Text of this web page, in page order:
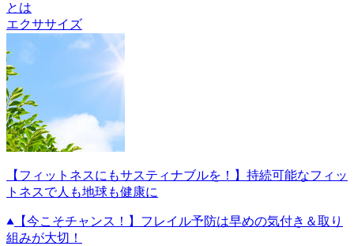
とは
エクササイズ
【フィットネスにもサスティナブルを！】持続可能なフィッ
トネスで人も地球も健康に
【今こそチャンス！】フレイル予防は早めの気付き＆取り
組みが大切！